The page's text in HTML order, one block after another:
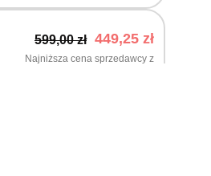
599,00 zł 449,25 zł
Najniższa cena sprzedawcy z